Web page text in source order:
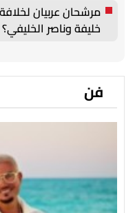
مرشحان عربيان
خليفة وناصر الخليفي؟
فن